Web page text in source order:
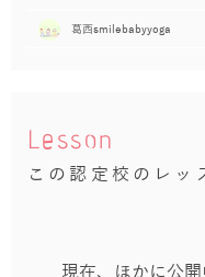
葛西smilebabyyoga
Lesson
この認定校のレッ
現在、ほかに公